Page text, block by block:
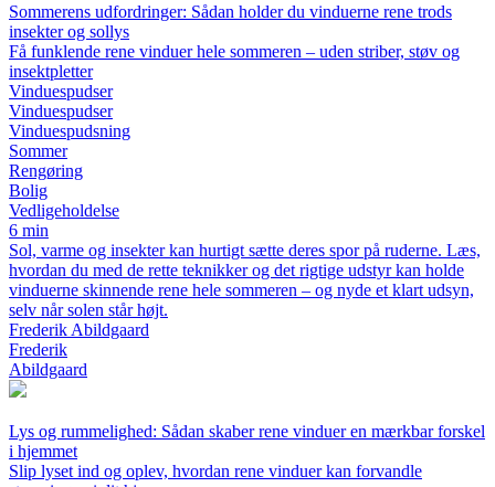
Sommerens udfordringer: Sådan holder du vinduerne rene trods
insekter og sollys
Få funklende rene vinduer hele sommeren – uden striber, støv og
insektpletter
Vinduespudser
Vinduespudser
Vinduespudsning
Sommer
Rengøring
Bolig
Vedligeholdelse
6 min
Sol, varme og insekter kan hurtigt sætte deres spor på ruderne. Læs,
hvordan du med de rette teknikker og det rigtige udstyr kan holde
vinduerne skinnende rene hele sommeren – og nyde et klart udsyn,
selv når solen står højt.
Frederik Abildgaard
Frederik
Abildgaard
Lys og rummelighed: Sådan skaber rene vinduer en mærkbar forskel
i hjemmet
Slip lyset ind og oplev, hvordan rene vinduer kan forvandle